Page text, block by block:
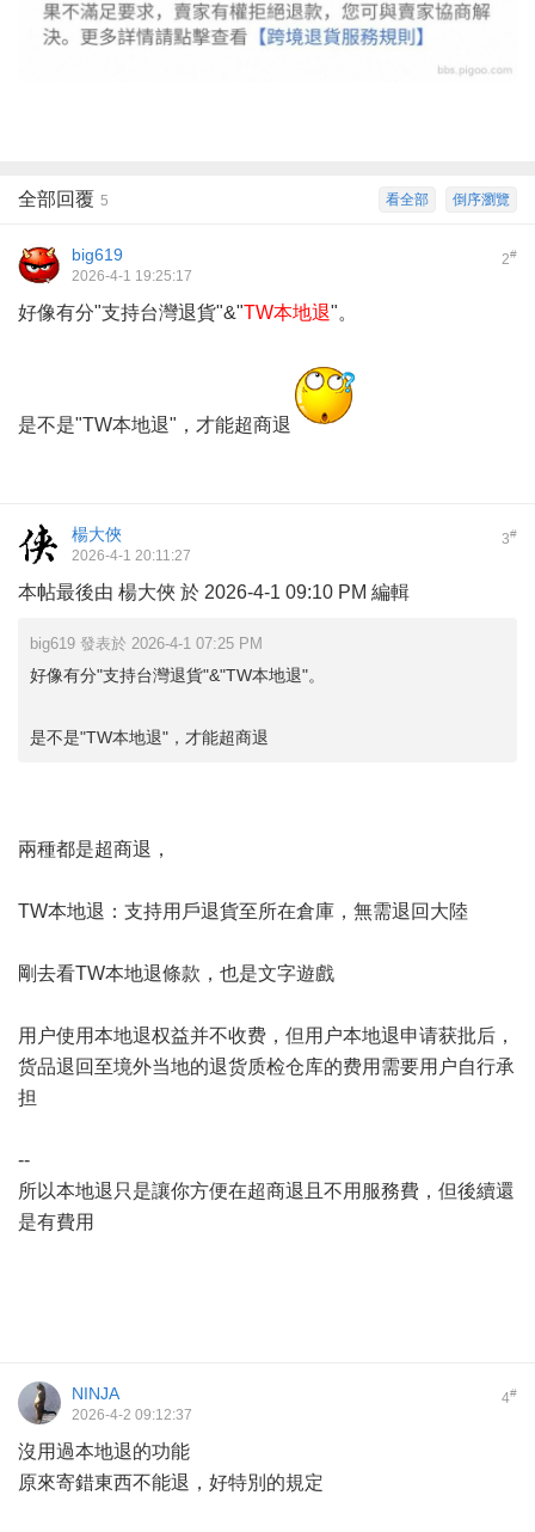
倒序瀏覽
看全部
全部回覆 5
2#
big619
2026-4-1 19:25:17
好像有分"支持台灣退貨"&"TW本地退"。
是不是"TW本地退"，才能超商退
3#
楊大俠
2026-4-1 20:11:27
本帖最後由 楊大俠 於 2026-4-1 09:10 PM 編輯
big619 發表於 2026-4-1 07:25 PM
好像有分"支持台灣退貨"&"TW本地退"。
是不是"TW本地退"，才能超商退
兩種都是超商退，
TW本地退：支持用戶退貨至所在倉庫，無需退回大陸
剛去看TW本地退條款，也是文字遊戲
用户使用本地退权益并不收费，但用户本地退申请获批后，
货品退回至境外当地的退货质检仓库的费用需要用户自行承
担
--
所以本地退只是讓你方便在超商退且不用服務費，但後續還
是有費用
4#
NINJA
2026-4-2 09:12:37
沒用過本地退的功能
原來寄錯東西不能退，好特別的規定